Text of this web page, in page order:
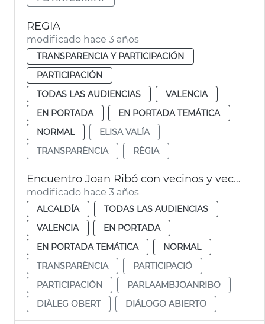
REGIA
modificado hace 3 años
TRANSPARENCIA Y PARTICIPACIÓN
PARTICIPACIÓN
TODAS LAS AUDIENCIAS
VALENCIA
EN PORTADA
EN PORTADA TEMÁTICA
NORMAL
ELISA VALÍA
TRANSPARÈNCIA
RÈGIA
Encuentro Joan Ribó con vecinos y vecinas
modificado hace 3 años
ALCALDÍA
TODAS LAS AUDIENCIAS
VALENCIA
EN PORTADA
EN PORTADA TEMÁTICA
NORMAL
TRANSPARÈNCIA
PARTICIPACIÓ
PARTICIPACIÓN
PARLAAMBJOANRIBO
DIÀLEG OBERT
DIÁLOGO ABIERTO